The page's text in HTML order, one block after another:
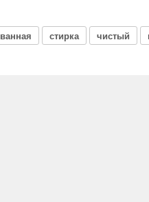
ванная стирка чистый